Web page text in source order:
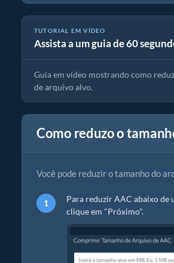
TUTORIAL EM VÍDEO
Assista a um guia de 60
Guia do Compressor aac | Reduzir
Guia em vídeo mostrando como
de arquivo alvo.
Como reduzo o
Você pode reduzir o tamanho do
Para reduzir AAC abaixo de
clique em "Próximo".